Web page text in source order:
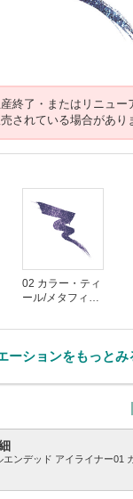
終了・またはリニュー
されている場合があり
02 カラー・ティ
ール/メタフィジ
ーションをもっとみ
エンデッド アイライナー01